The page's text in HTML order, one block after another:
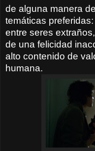
de alguna manera
temáticas
entre seres
de una felicidad
alto contenido de
humana.